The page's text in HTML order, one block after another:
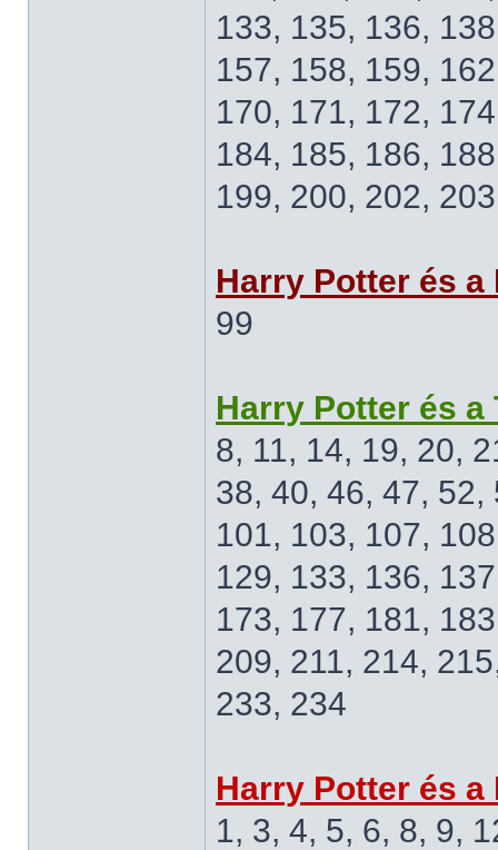
133, 135, 136,
157, 158, 159,
170, 171, 172,
184, 185, 186,
199, 200, 202,
Harry Potter és
99
Harry Potter és
8, 11, 14, 19, 20,
38, 40, 46, 47,
101, 103, 107,
129, 133, 136,
173, 177, 181,
209, 211, 214,
233, 234
Harry Potter és
1, 3, 4, 5, 6, 8, 9,